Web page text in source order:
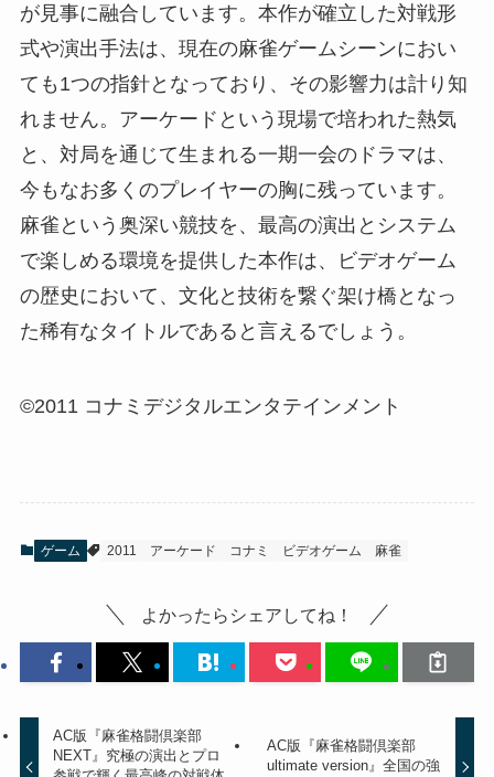
が見事に融合しています。本作が確立した対戦形
式や演出手法は、現在の麻雀ゲームシーンにおい
ても1つの指針となっており、その影響力は計り知
れません。アーケードという現場で培われた熱気
と、対局を通じて生まれる一期一会のドラマは、
今もなお多くのプレイヤーの胸に残っています。
麻雀という奥深い競技を、最高の演出とシステム
で楽しめる環境を提供した本作は、ビデオゲーム
の歴史において、文化と技術を繋ぐ架け橋となっ
た稀有なタイトルであると言えるでしょう。
©2011 コナミデジタルエンタテインメント
ゲーム 2011 アーケード コナミ ビデオゲーム 麻雀
よかったらシェアしてね！
AC版『麻雀格闘倶楽部
NEXT』究極の演出とプロ
AC版『麻雀格闘倶楽部
ultimate version』全国の強